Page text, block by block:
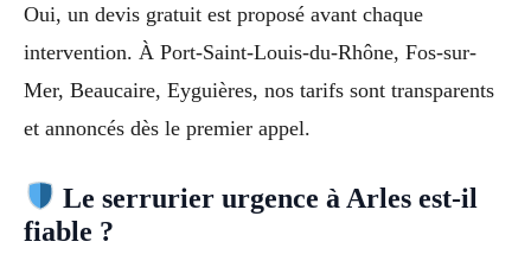
Oui, un devis gratuit est proposé avant chaque
intervention. À Port-Saint-Louis-du-Rhône, Fos-sur-
Mer, Beaucaire, Eyguières, nos tarifs sont transparents
et annoncés dès le premier appel.
Le serrurier urgence à Arles est-il
fiable ?